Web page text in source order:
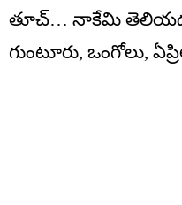
తూచ్… నాకేమి
గుంటూరు, ఒంగోలు,